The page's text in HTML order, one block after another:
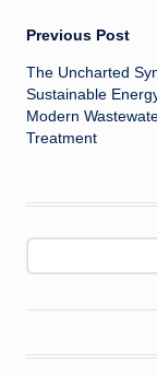
Post
Previous Post
The Uncharted
Sustainable
Modern
Treatment